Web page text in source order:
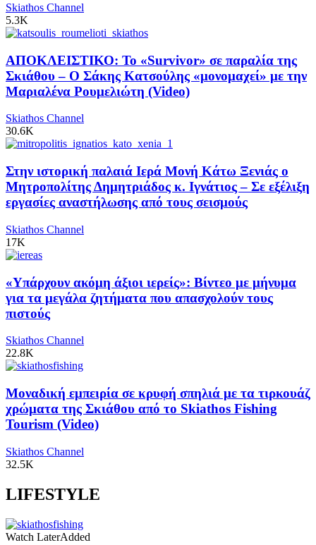
Skiathos Channel
5.3K
ΑΠΟΚΛΕΙΣΤΙΚΟ: Το «Survivor» σε παραλία της
Σκιάθου – Ο Σάκης Κατσούλης «μονομαχεί» με την
Μαριαλένα Ρουμελιώτη (Video)
Skiathos Channel
30.6K
Στην ιστορική παλαιά Ιερά Μονή Κάτω Ξενιάς ο
Μητροπολίτης Δημητριάδος κ. Ιγνάτιος – Σε εξέλιξη
εργασίες αναστήλωσης από τους σεισμούς
Skiathos Channel
17K
«Υπάρχουν ακόμη άξιοι ιερείς»: Βίντεο με μήνυμα
για τα μεγάλα ζητήματα που απασχολούν τους
πιστούς
Skiathos Channel
22.8K
Μοναδική εμπειρία σε κρυφή σπηλιά με τα τιρκουάζ
χρώματα της Σκιάθου από το Skiathos Fishing
Tourism (Video)
Skiathos Channel
32.5K
LIFESTYLE
Watch LaterAdded